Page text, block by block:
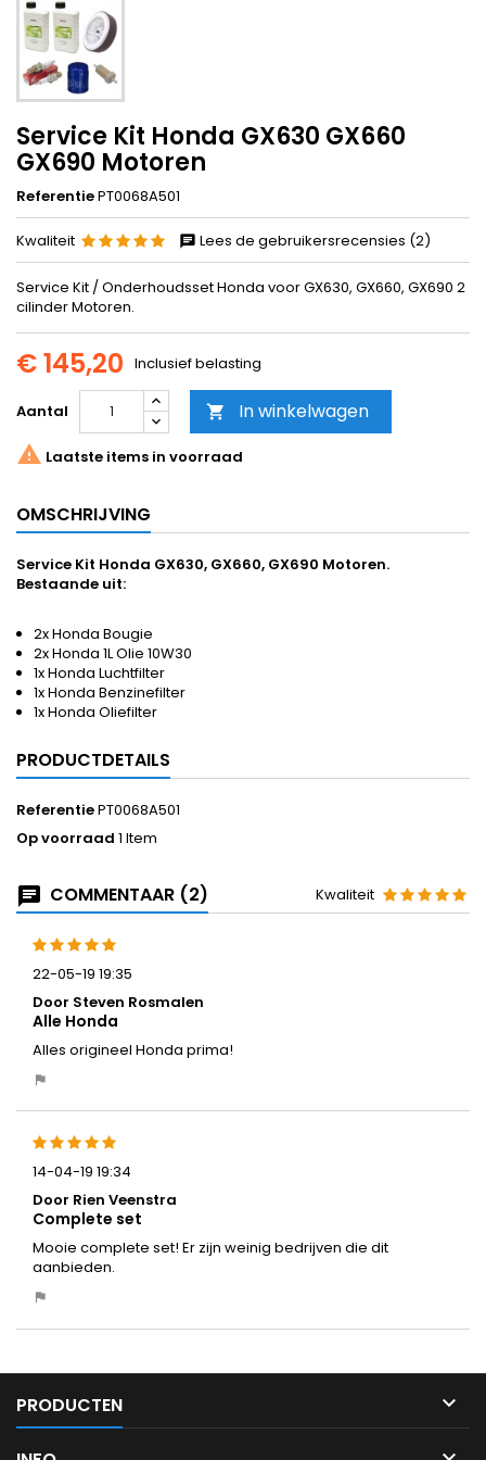
Service Kit Honda GX630 GX660
GX690 Motoren
ReferentiePT0068A501
Kwaliteit Lees de gebruikersrecensies (2)
Service Kit / Onderhoudsset Honda voor GX630, GX660, GX690 2
cilinder Motoren.
€ 145,20 Inclusief belasting
Aantal  In winkelwagen
 Laatste items in voorraad
OMSCHRIJVING
Service Kit Honda GX630, GX660, GX690 Motoren.
Bestaande uit:
2x Honda Bougie
2x Honda 1L Olie 10W30
1x Honda Luchtfilter
1x Honda Benzinefilter
1x Honda Oliefilter
PRODUCTDETAILS
ReferentiePT0068A501
Op voorraad 1 Item
COMMENTAAR (2) Kwaliteit
22-05-19 19:35
Door Steven Rosmalen
Alle Honda
Alles origineel Honda prima!
14-04-19 19:34
Door Rien Veenstra
Complete set
Mooie complete set! Er zijn weinig bedrijven die dit
aanbieden.
PRODUCTEN 